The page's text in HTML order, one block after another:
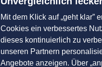
Mit dem Klick auf „geht klar”
Cookies ein verbessertes
dieses kontinuierlich zu
unseren Partnern
Angebote anzeigen. Über